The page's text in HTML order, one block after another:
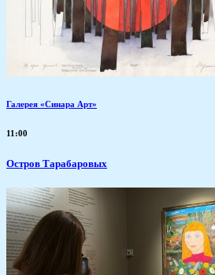
Галерея «Синара Арт»
11:00
Остров Тарабаровых